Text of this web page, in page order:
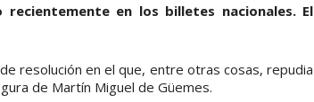
en los billetes nacionales. El
resolución en el que, entre otras cosas, repudia
de Martín Miguel de Güemes.